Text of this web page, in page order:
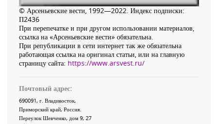
© Арсеньевские вести, 1992—2022. Индекс подписки:
П2436
При перепечатке и при другом использовании материалов,
ссылка на «Арсеньевские вести» обязательна.
При републикации в сети интернет так же обязательна
работающая ссылка на оригинал статьи, или на главную
страницу сайта: https://www.arsvest.ru/
Почтовый адрес:
690091, г. Владивосток,
Приморский край, Россия
Переулок Шевченко, дом 9, 27